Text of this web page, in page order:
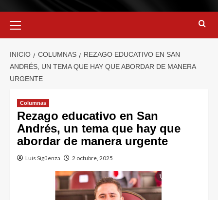
INICIO COLUMNAS
REZAGO EDUCATIVO EN SAN
ANDRÉS, UN TEMA QUE HAY QUE ABORDAR DE MANERA
URGENTE
Columnas
Rezago educativo en San
Andrés, un tema que hay que
abordar de manera urgente
Luis Sigüenza 2 octubre, 2025